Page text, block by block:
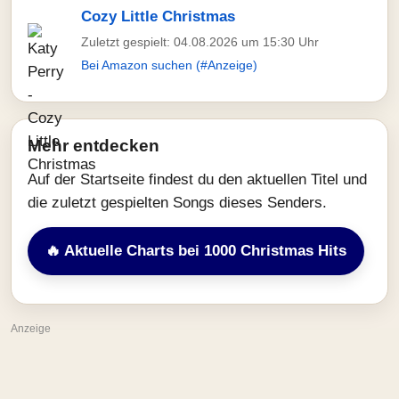
Cozy Little Christmas
Zuletzt gespielt: 04.08.2026 um 15:30 Uhr
Bei Amazon suchen (#Anzeige)
Mehr entdecken
Auf der Startseite findest du den aktuellen Titel und
die zuletzt gespielten Songs dieses Senders.
🔥 Aktuelle Charts bei 1000 Christmas Hits
Anzeige